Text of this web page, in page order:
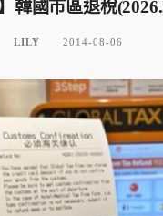
韓國市區退稅
LILY 2014-08-06